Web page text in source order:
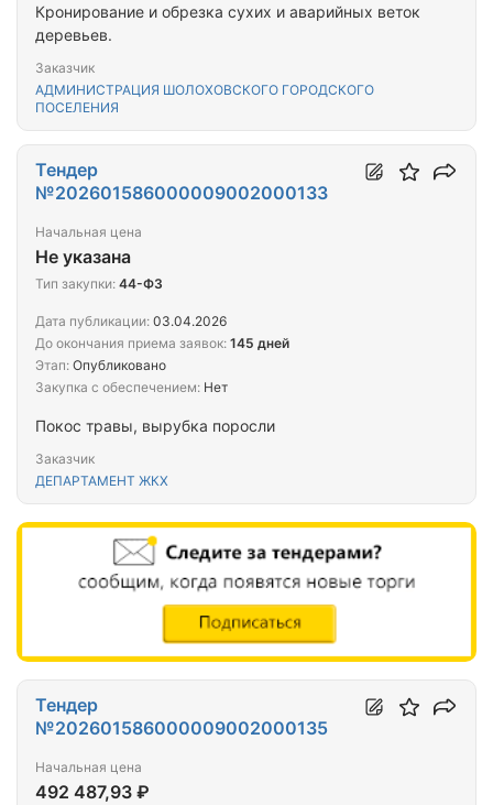
Кронирование и обрезка сухих и аварийных веток
деревьев.
Заказчик
АДМИНИСТРАЦИЯ ШОЛОХОВСКОГО ГОРОДСКОГО
ПОСЕЛЕНИЯ
Покос травы, вырубка поросли
Заказчик
ДЕПАРТАМЕНТ ЖКХ
Тендер
№202601586000009002000133
Начальная цена
Не указана
Тип закупки: 44-ФЗ
Дата публикации: 03.04.2026
До окончания приема заявок: 145 дней
Этап: Опубликовано
Закупка с обеспечением: Нет
Тендер
№202601586000009002000135
Начальная цена
492 487,93 ₽